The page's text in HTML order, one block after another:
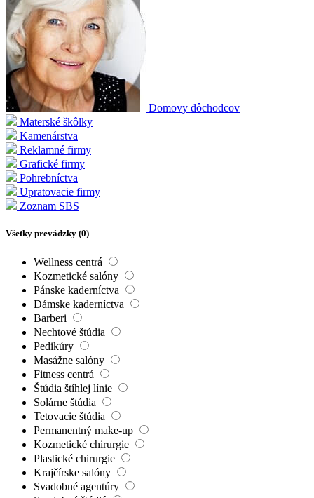
Domovy dôchodcov
Materské škôlky
Kamenárstva
Reklamné firmy
Grafické firmy
Pohrebníctva
Upratovacie firmy
Zoznam SBS
Všetky prevádzky (0)
Wellness centrá
Kozmetické salóny
Pánske kaderníctva
Dámske kaderníctva
Barberi
Nechtové štúdia
Pedikúry
Masážne salóny
Fitness centrá
Štúdia štíhlej línie
Solárne štúdia
Tetovacie štúdia
Permanentný make-up
Kozmetické chirurgie
Plastické chirurgie
Krajčírske salóny
Svadobné agentúry